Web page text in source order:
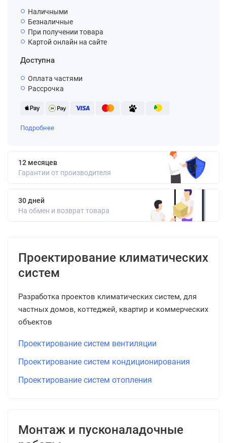
Наличными
Безналичные
При получении товара
Картой онлайн на сайте
Доступна
Оплата частями
Рассрочка
Подробнее
12 месяцев
Гарантии от производителя
30 дней
На обмен и возврат товара
Проектирование климатических
систем
Разработка проектов климатических систем, для
частных домов, коттеджей, квартир и коммерческих
объектов
Проектирование систем вентиляции
Проектирование систем кондиционирования
Проектирование систем отопления
Монтаж и пусконаладочные